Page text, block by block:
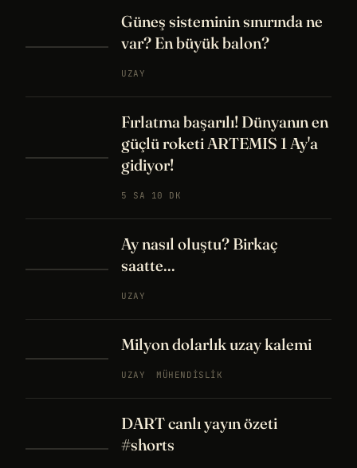
Güneş sisteminin sınırında ne
var? En büyük balon?
UZAY
Fırlatma başarılı! Dünyanın en
güçlü roketi ARTEMIS 1 Ay'a
gidiyor!
5 SA 10 DK
Ay nasıl oluştu? Birkaç
saatte...
UZAY
Milyon dolarlık uzay kalemi
UZAY MÜHENDISLIK
DART canlı yayın özeti
#shorts